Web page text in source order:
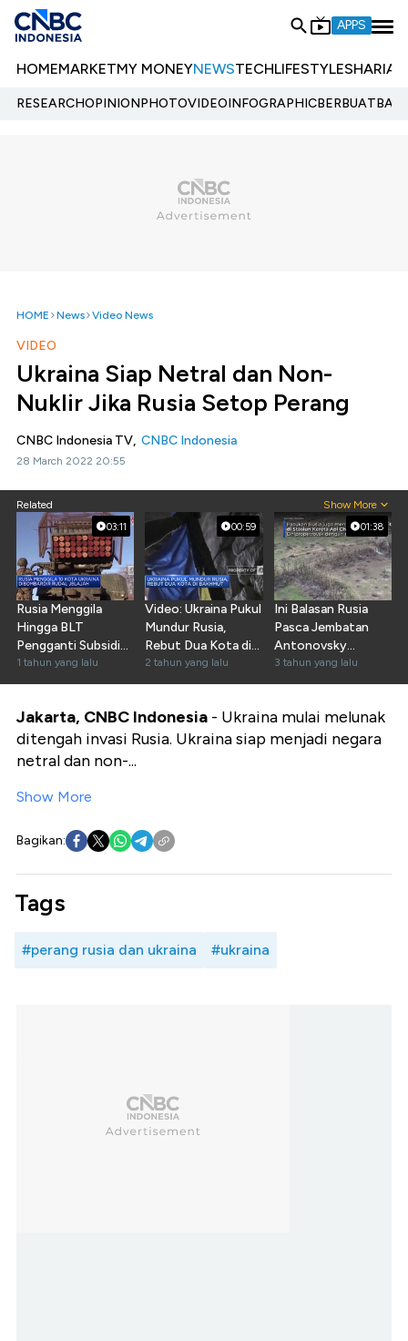
APPS
HOMEMARKETMY MONEYNEWSTECHLIFESTYLESHARIA
RESEARCHOPINIONPHOTOVIDEOINFOGRAPHIC
HOME News Video News
VIDEO
Ukraina Siap Netral dan Non-
Nuklir Jika Rusia Setop Perang
CNBC Indonesia TV, CNBC Indonesia
28 March 2022 20:55
Related Show More
03:11
Rusia Menggila
Hingga BLT
Pengganti Subsidi
BBM
1 tahun yang lalu
00:59
Video: Ukraina Pukul
Mundur Rusia,
Rebut Dua Kota di
Bakhmut
2 tahun yang lalu
01:38
Ini Balasan Rusia
Pasca Jembatan
Antonovsky
Dihancurkan
3 tahun yang lalu
Jakarta, CNBC Indonesia - Ukraina mulai melunak
ditengah invasi Rusia. Ukraina siap menjadi negara
netral dan non-...
Show More
Bagikan:
Tags
#perang rusia dan ukraina #ukraina